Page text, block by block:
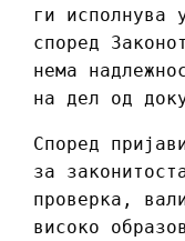
ги исполнува
според
нема
на дел од
Според
за
проверка,
високо